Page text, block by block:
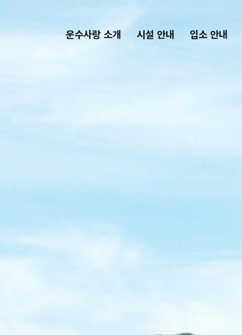
운수사랑 소개 시설 안내 입소 안내